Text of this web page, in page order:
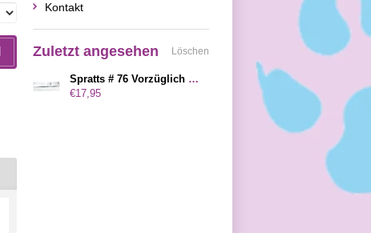
Kontakt
Zuletzt angesehen Löschen
Spratts # 76 Vorzüglich Kam
€17,95